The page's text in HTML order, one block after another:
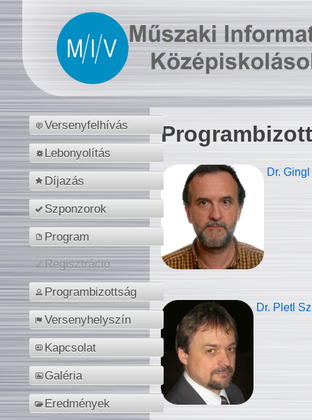
Versenyfelhívás
Lebonyolítás
Díjazás
Szponzorok
Program
Regisztráció
Programbizottság
Versenyhelyszín
Kapcsolat
Galéria
Eredmények
Dr.
Dr. Pletl